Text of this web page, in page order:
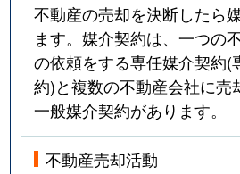
不動産の売却を決断したら
ます。媒介契約は、一つの
の依頼をする専任媒介契約(
約)と複数の不動産会社に売
一般媒介契約があります。
不動産売却活動